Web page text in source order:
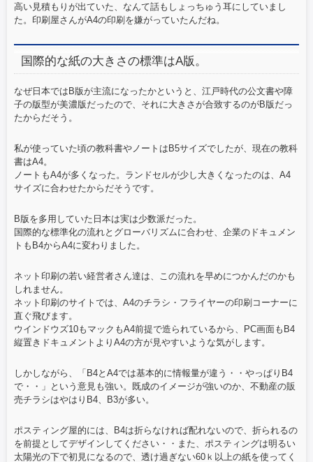
高い見積もりが出ていた、なんて話もしょっちゅう耳にしていまし
た。印刷屋さんがA4の印刷を嫌がっていたんだね。
国際的な紙の大きさの標準はA版。
なぜ日本ではB版が主流になったかというと、江戸時代の公文書や障
子の版型が美濃版だったので、それに大きさが合致するのがB版だっ
たからだそう。
私が使っていた頃の教科書やノートはB5サイズでしたが、現在の教科
書はA4。
ノートもA4が多くなった。ランドセルが少し大きくなったのは、A4
サイズに合わせたからだそうです。
B版を多用していた日本は実は少数派だった。
国際的な標準化の流れとグローバリズムに合わせ、企業のドキュメン
トもB4からA4に変わりました。
ネット印刷の若い経営者さん達は、この流れを早めにつかんだのかも
しれません。
ネット印刷のサイトでは、A4のチラシ・フライヤーの印刷コーナーに
直ぐ飛びます。
ウインドウズ10もマックもA4前提で造られているから、PC画面もB4
縦置きドキュメントよりA4の方が見やすいような気がします。
しかしながら、「B4とA4では基本的に情報量が違う・・やっぱりB4
で・・」という意見も強い。既成のイメージが強いのか、不動産の販
売チラシはやはりB4、B3が多い。
ポスティング屋的には、B4は折らなければ配れないので、折られるの
を前提としてデザインしてください・・また、ポスティングは明るい
太陽光の下で初見になるので、透け過ぎない60ｋ以上の紙を使ってく